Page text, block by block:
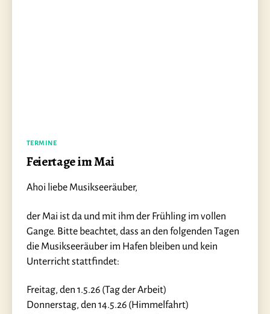
Kategorien
TERMINE
Feiertage im Mai
Ahoi liebe Musikseeräuber,
der Mai ist da und mit ihm der Frühling im vollen
Gange. Bitte beachtet, dass an den folgenden Tagen
die Musikseeräuber im Hafen bleiben und kein
Unterricht stattfindet:
Freitag, den 1.5.26 (Tag der Arbeit)
Donnerstag, den 14.5.26 (Himmelfahrt)